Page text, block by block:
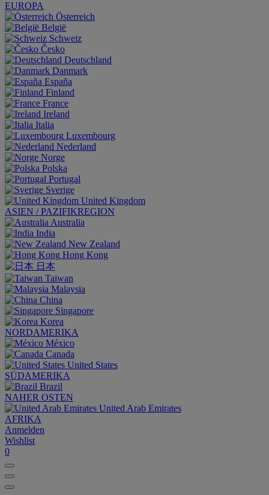
EUROPA
Österreich
België
Schweiz
Česko
Deutschland
Danmark
España
Finland
France
Ireland
Italia
Luxembourg
Nederland
Norge
Polska
Portugal
Sverige
United Kingdom
ASIEN / PAZIFIKREGION
Australia
India
New Zealand
Hong Kong
日本
Taiwan
Malaysia
China
Singapore
Korea
NORDAMERIKA
México
Canada
United States
SÜDAMERIKA
Brazil
NAHER OSTEN
United Arab Emirates
AFRIKA
Anmelden
Wishlist
0